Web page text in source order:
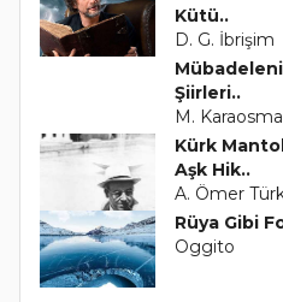
Kütü..
D. G. İbrişim
Şiirleri..
M.
Kürk
Aşk Hik..
A. Ömer
Rüya Gibi
Oggito